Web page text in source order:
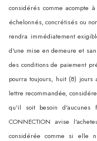
considérés comme acompte
échelonnés, concrétisés ou
rendra immédiatement
d'une mise en demeure et
des conditions de paiement
pourra toujours, huit (8)
lettre recommandée,
qu'il soit besoin d'aucunes
CONNECTION avise
considérée comme si elle